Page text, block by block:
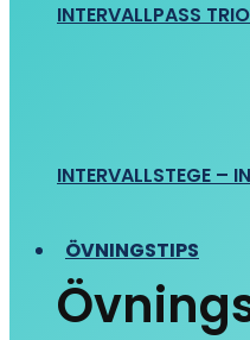
INTERVALLPASS
INTERVALLSTEGE –
ÖVNINGSTIPS